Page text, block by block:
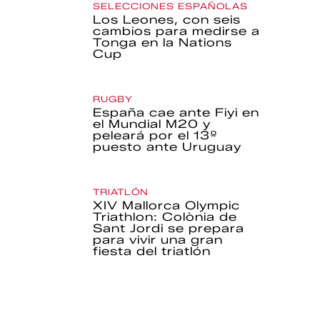
SELECCIONES ESPAÑOLAS
Los Leones, con seis
cambios para medirse a
Tonga en la Nations
Cup
RUGBY
España cae ante Fiyi en
el Mundial M20 y
peleará por el 13º
puesto ante Uruguay
TRIATLÓN
XIV Mallorca Olympic
Triathlon: Colònia de
Sant Jordi se prepara
para vivir una gran
fiesta del triatlón